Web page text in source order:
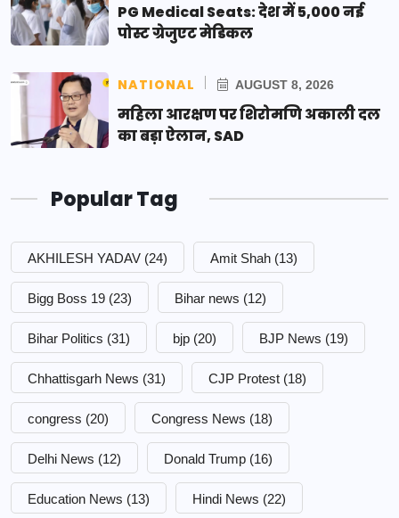
PG Medical Seats: देश में 5,000 नई
पोस्ट ग्रेजुएट मेडिकल
NATIONAL AUGUST 8, 2026
महिला आरक्षण पर शिरोमणि अकाली दल
का बड़ा ऐलान, SAD
Popular Tag
AKHILESH YADAV (24) Amit Shah (13)
Bigg Boss 19 (23) Bihar news (12)
Bihar Politics (31) bjp (20) BJP News (19)
Chhattisgarh News (31) CJP Protest (18)
congress (20) Congress News (18)
Delhi News (12) Donald Trump (16)
Education News (13) Hindi News (22)